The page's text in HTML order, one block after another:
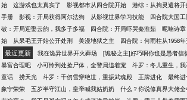
始
这游戏也太真实了 影视都市从四合院开始 港综：从拘灵遣将
手册
影视：开局获得阿尔法狗 从影视世界学习技能 四合院大国
破：开局迎娶云韵，我多子多福
四合院：开局吓哭秦淮茹 呢喃诗章
始
从呆毛王开始公开处刑 美漫地狱之主 四合院：何雨柱从1958
最近更新 我在诡异世界开火葬场 [诡秘之主]好巧啊你也是愚者信
暴富合理吧
小可怜到处捡尸体，全警局追着宠 斗罗：冬儿重生，
童话
捞天光 斗罗：千仞雪穿绝世，重振武魂殿 王牌进化 最终
象宁荣荣
五岁半守江山，皇帝喊我姑奶奶 什么？你说修真界大佬